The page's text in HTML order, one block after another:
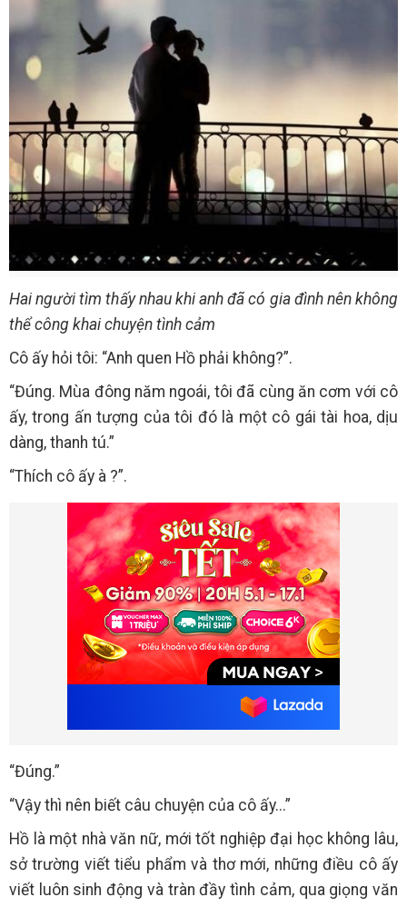
Hai người tìm thấy nhau khi anh đã có gia đình nên không
thể công khai chuyện tình cảm
Cô ấy hỏi tôi: “Anh quen Hồ phải không?”.
“Đúng. Mùa đông năm ngoái, tôi đã cùng ăn cơm với cô
ấy, trong ấn tượng của tôi đó là một cô gái tài hoa, dịu
dàng, thanh tú.”
“Thích cô ấy à ?”.
“Đúng.”
“Vậy thì nên biết câu chuyện của cô ấy...”
Hồ là một nhà văn nữ, mới tốt nghiệp đại học không lâu,
sở trường viết tiểu phẩm và thơ mới, những điều cô ấy
viết luôn sinh động và tràn đầy tình cảm, qua giọng văn